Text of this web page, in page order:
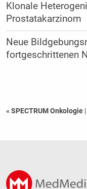
Klonale
Prostatakarzinom
Neue
fortgeschrittenen
« SPECTRUM Onkologie |